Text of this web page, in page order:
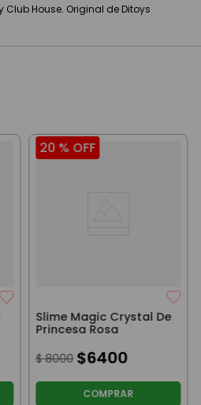
House. Original de Ditoys
20 % OFF
Slime Magic Crystal De
Princesa Rosa
$ 8000 $6400
COMPRAR